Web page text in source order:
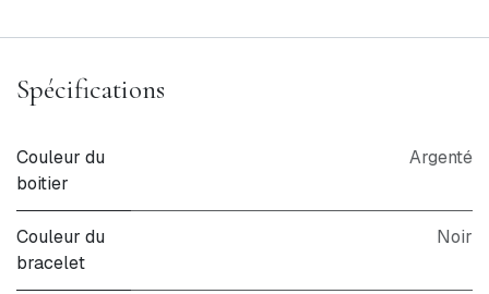
Spécifications
Couleur du
boitier
Argenté
Couleur du
bracelet
Noir